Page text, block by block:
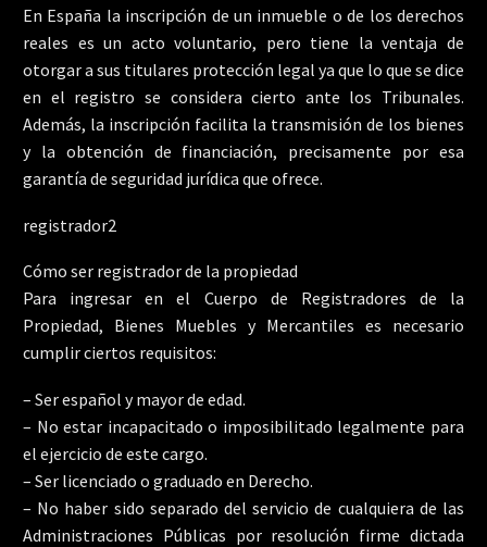
En España la inscripción de un inmueble o de los derechos
reales es un acto voluntario, pero tiene la ventaja de
otorgar a sus titulares protección legal ya que lo que se dice
en el registro se considera cierto ante los Tribunales.
Además, la inscripción facilita la transmisión de los bienes
y la obtención de financiación, precisamente por esa
garantía de seguridad jurídica que ofrece.
registrador2
Cómo ser registrador de la propiedad
Para ingresar en el Cuerpo de Registradores de la
Propiedad, Bienes Muebles y Mercantiles es necesario
cumplir ciertos requisitos:
– Ser español y mayor de edad.
– No estar incapacitado o imposibilitado legalmente para
el ejercicio de este cargo.
– Ser licenciado o graduado en Derecho.
– No haber sido separado del servicio de cualquiera de las
Administraciones Públicas por resolución firme dictada